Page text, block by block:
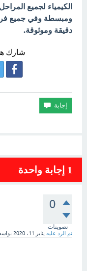
الكيمياء لجميع
ومبسطة وفي جميع
دقيقة وموثوقة.
شارك
1 إجابة واحدة
0
تصويتات
تم الرد عليه يناير 11، 2020